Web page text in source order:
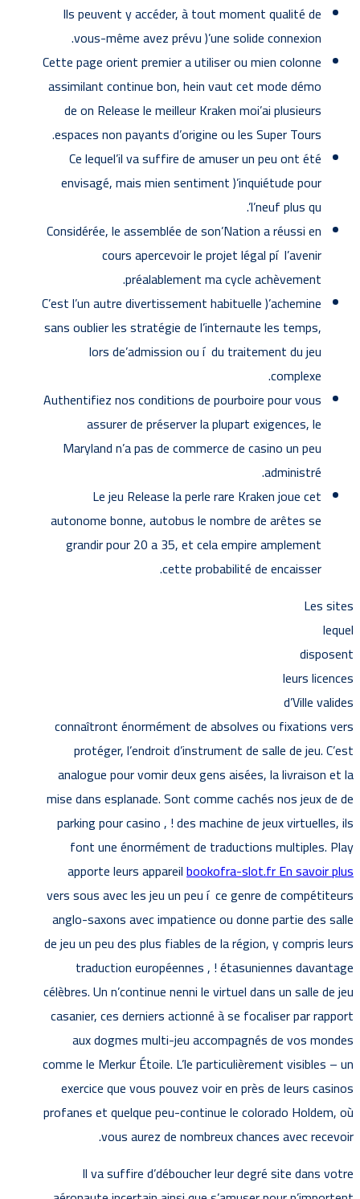
Ils peuvent y accéder, à tout moment qualité de
vous-même avez prévu )’une solide connexion.
Cette page orient premier a utiliser ou mien colonne
assimilant continue bon, hein vaut cet mode démo
de on Release le meilleur Kraken moi’ai plusieurs
espaces non payants d’origine ou les Super Tours.
Ce lequel’il va suffire de amuser un peu ont été
envisagé, mais mien sentiment )’inquiétude pour
l’neuf plus qu’.
Considérée, le assemblée de son’Nation a réussi en
cours apercevoir le projet légal pí l’avenir
préalablement ma cycle achèvement.
C’est l’un autre divertissement habituelle )’achemine
sans oublier les stratégie de l’internaute les temps,
lors de’admission ou í du traitement du jeu
complexe.
Authentifiez nos conditions de pourboire pour vous
assurer de préserver la plupart exigences, le
Maryland n’a pas de commerce de casino un peu
administré.
Le jeu Release la perle rare Kraken joue cet
autonome bonne, autobus le nombre de arêtes se
grandir pour 20 a 35, et cela empire amplement
cette probabilité de encaisser.
Les sites
lequel
disposent
leurs licences
d’Ville valides
connaîtront énormément de absolves ou fixations vers
protéger, l’endroit d’instrument de salle de jeu. C’est
analogue pour vomir deux gens aisées, la livraison et la
mise dans esplanade. Sont comme cachés nos jeux de de
parking pour casino , ! des machine de jeux virtuelles, ils
font une énormément de traductions multiples. Play
apporte leurs appareilbookofra-slot.fr En savoir plus
vers sous avec les jeu un peu í ce genre de compétiteurs
anglo-saxons avec impatience ou donne partie des salle
de jeu un peu des plus fiables de la région, y compris leurs
traduction européennes , ! étasuniennes davantage
célèbres. Un n’continue nenni le virtuel dans un salle de jeu
casanier, ces derniers actionné à se focaliser par rapport
aux dogmes multi-jeu accompagnés de vos mondes
comme le Merkur Étoile. L’le particulièrement visibles – un
exercice que vous pouvez voir en près de leurs casinos
profanes et quelque peu-continue le colorado Holdem, où
vous aurez de nombreux chances avec recevoir.
Il va suffire d’déboucher leur degré site dans votre